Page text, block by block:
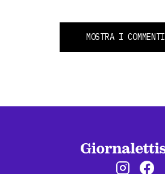
MOSTRA I COMMENTI